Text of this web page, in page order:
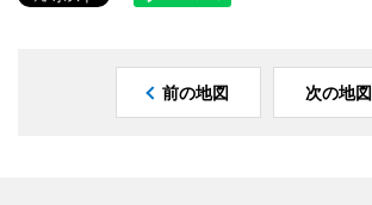
前の地図 次の地図